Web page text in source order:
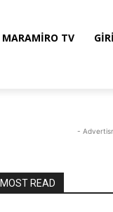
MARAMIRO TV
-
MOST READ